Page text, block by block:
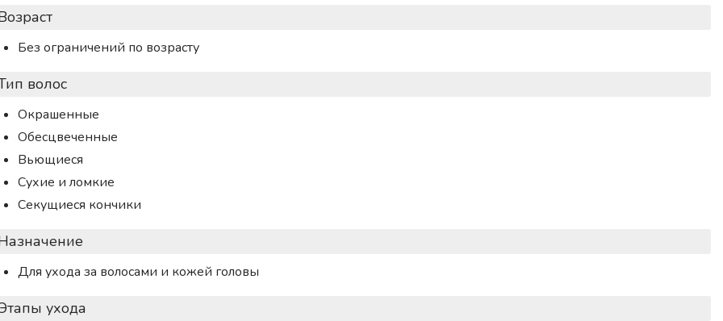
Без ограничений по возрасту
волос
Окрашенные
Обесцвеченные
Вьющиеся
Сухие и ломкие
Секущиеся кончики
Для ухода за волосами и кожей головы
ухода